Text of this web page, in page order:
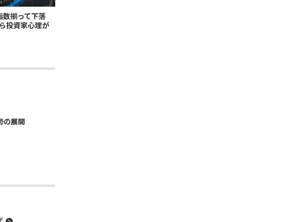
数揃って下落
投資家心理が
の展開